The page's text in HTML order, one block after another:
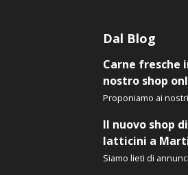
Dal Blog
Carne fresche
nostro shop
Proponiamo ai
Il nuovo shop
latticini a
Siamo lieti di